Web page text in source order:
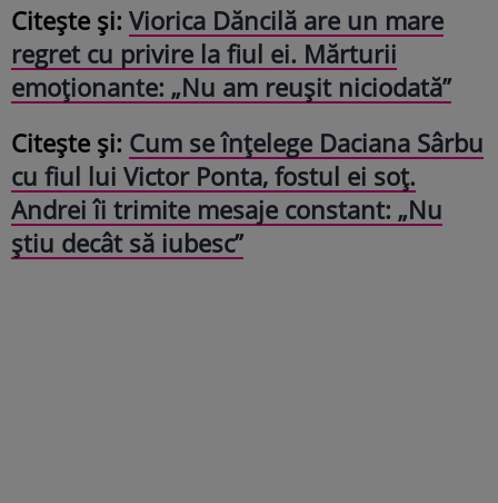
Citește și: Viorica Dăncilă are un mare
regret cu privire la fiul ei. Mărturii
emoționante: „Nu am reușit niciodată”
Citește și: Cum se înțelege Daciana Sârbu
cu fiul lui Victor Ponta, fostul ei soț.
Andrei îi trimite mesaje constant: „Nu
știu decât să iubesc”